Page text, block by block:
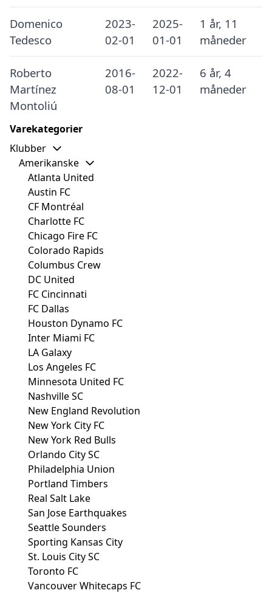
Domenico
Tedesco
2023-
02-01
2025-
01-01
1 år, 11
måneder
Roberto
Martínez
Montoliú
2016-
08-01
2022-
12-01
6 år, 4
måneder
Varekategorier
Klubber
Amerikanske
Atlanta United
Austin FC
CF Montréal
Charlotte FC
Chicago Fire FC
Colorado Rapids
Columbus Crew
DC United
FC Cincinnati
FC Dallas
Houston Dynamo FC
Inter Miami FC
LA Galaxy
Los Angeles FC
Minnesota United FC
Nashville SC
New England Revolution
New York City FC
New York Red Bulls
Orlando City SC
Philadelphia Union
Portland Timbers
Real Salt Lake
San Jose Earthquakes
Seattle Sounders
Sporting Kansas City
St. Louis City SC
Toronto FC
Vancouver Whitecaps FC